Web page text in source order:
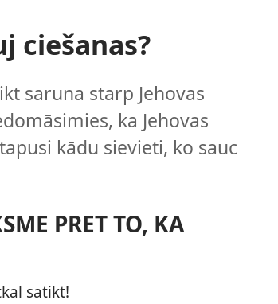
ciešanas?
saruna starp Jehovas
ka Jehovas
kādu sievieti, ko sauc
PRET TO, KA
satikt!